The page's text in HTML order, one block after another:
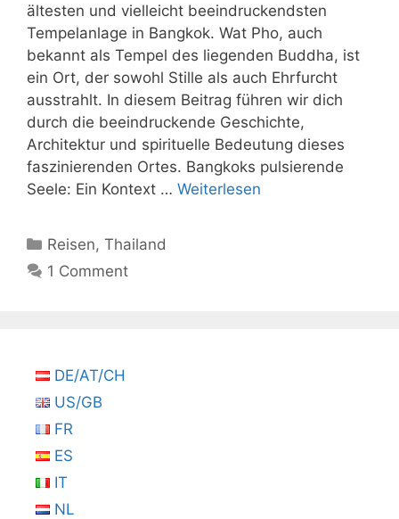
ältesten und vielleicht beeindruckendsten
Tempelanlage in Bangkok. Wat Pho, auch
bekannt als Tempel des liegenden Buddha, ist
ein Ort, der sowohl Stille als auch Ehrfurcht
ausstrahlt. In diesem Beitrag führen wir dich
durch die beeindruckende Geschichte,
Architektur und spirituelle Bedeutung dieses
faszinierenden Ortes. Bangkoks pulsierende
Seele: Ein Kontext … Weiterlesen
Kategorien
Reisen,Thailand
1 Comment
DE/AT/CH
US/GB
FR
ES
IT
NL